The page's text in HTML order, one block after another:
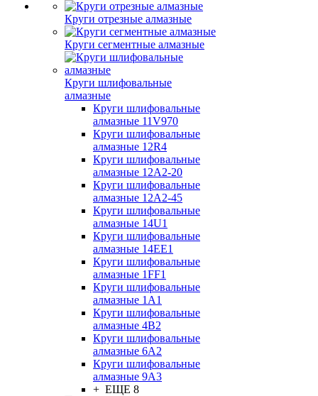
Круги отрезные алмазные
Круги сегментные алмазные
Круги шлифовальные
алмазные
Круги шлифовальные
алмазные 11V970
Круги шлифовальные
алмазные 12R4
Круги шлифовальные
алмазные 12А2-20
Круги шлифовальные
алмазные 12А2-45
Круги шлифовальные
алмазные 14U1
Круги шлифовальные
алмазные 14ЕЕ1
Круги шлифовальные
алмазные 1FF1
Круги шлифовальные
алмазные 1А1
Круги шлифовальные
алмазные 4В2
Круги шлифовальные
алмазные 6A2
Круги шлифовальные
алмазные 9А3
+ ЕЩЕ 8